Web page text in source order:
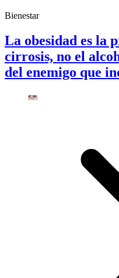
Bienestar
La obesidad es la
cirrosis, no el
del enemigo que